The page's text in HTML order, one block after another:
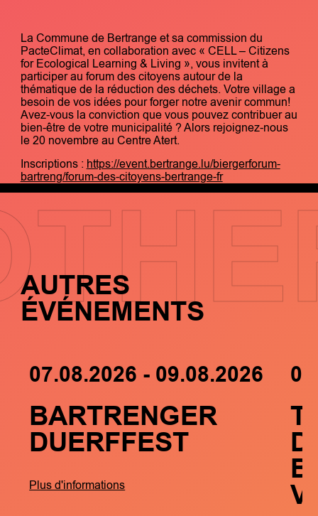
La Commune de Bertrange et sa commission du
PacteClimat, en collaboration avec « CELL – Citizens
for Ecological Learning & Living », vous invitent à
participer au forum des citoyens autour de la
thématique de la réduction des déchets. Votre village a
besoin de vos idées pour forger notre avenir commun!
Avez-vous la conviction que vous pouvez contribuer au
bien-être de votre municipalité ? Alors rejoignez-nous
le 20 novembre au Centre Atert.
Inscriptions : https://event.bertrange.lu/biergerforum-
bartreng/forum-des-citoyens-bertrange-fr
AUTRES
ÉVÉNEMENTS
07.08.2026 - 09.08.2026
BARTRENGER
DUERFFEST
Plus d'informations